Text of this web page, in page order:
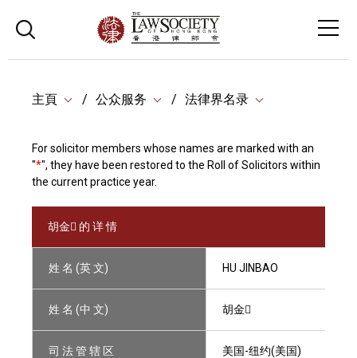
主頁 公众服务 法律界名录
For solicitor members whose names are marked with an
"*", they have been restored to the Roll of Solicitors within
the current practice year.
胡金 的 详 情
姓 名 (英 文) HU JINBAO
姓 名 (中 文) 胡金
司 法 管 辖 区 美国-纽约(美国)